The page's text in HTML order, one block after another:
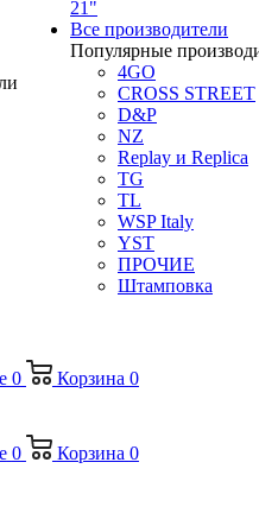
21"
Все производители
Популярные
4GO
CROSS STREET
D&P
NZ
Replay и Replica
TG
TL
WSP Italy
YST
ПРОЧИЕ
Штамповка
0 Корзина 0
0 Корзина 0